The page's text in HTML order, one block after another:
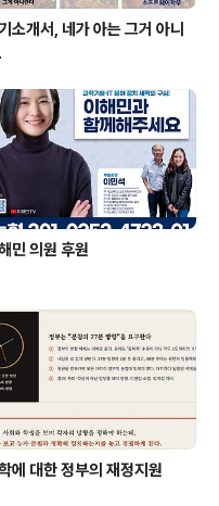
소개서, 네가 아는 그거 아니
민 의원 후원
에 대한 정부의 재정지원